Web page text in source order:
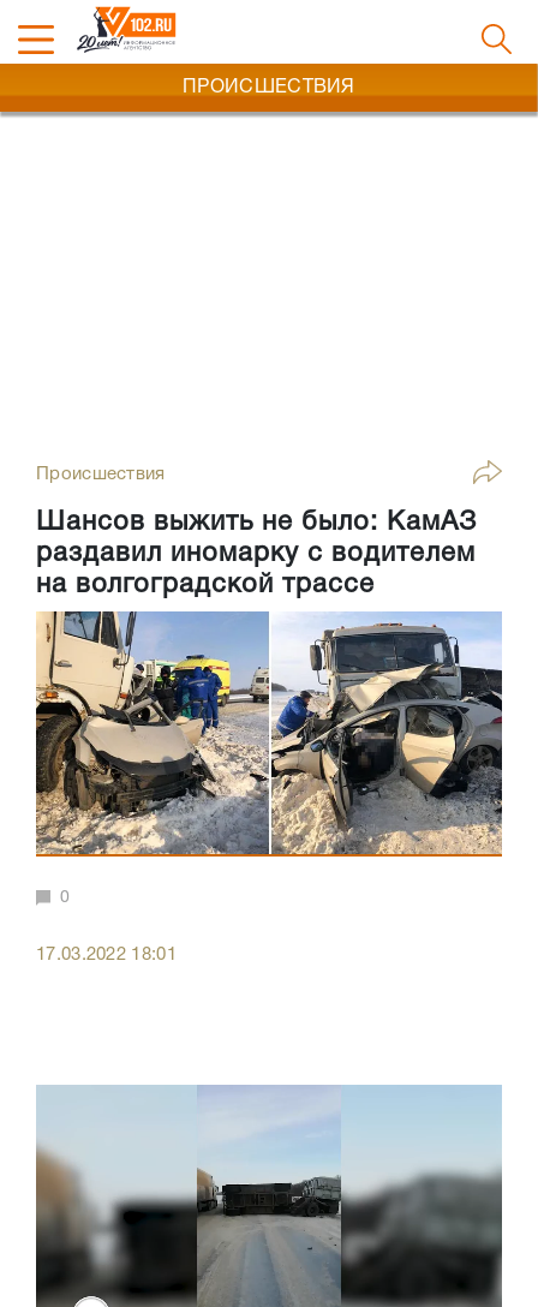
ПРОИСШЕСТВИЯ
Происшествия
Шансов выжить не было: КамАЗ
раздавил иномарку с водителем
на волгоградской трассе
0
17.03.2022 18:01